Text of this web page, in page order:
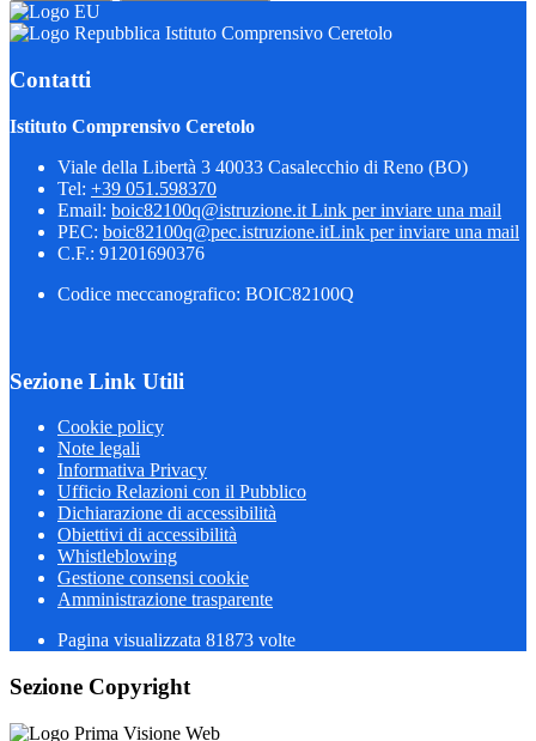
Istituto Comprensivo Ceretolo
Contatti
Istituto Comprensivo Ceretolo
Viale della Libertà 3 40033 Casalecchio di Reno (BO)
Tel: +39 051.598370
Email: boic82100q@istruzione.it Link per inviare una mail
PEC: boic82100q@pec.istruzione.itLink per inviare una mail
C.F.: 91201690376
Codice meccanografico: BOIC82100Q
Sezione Link Utili
Cookie policy
Note legali
Informativa Privacy
Ufficio Relazioni con il Pubblico
Dichiarazione di accessibilità
Obiettivi di accessibilità
Whistleblowing
Gestione consensi cookie
Amministrazione trasparente
Pagina visualizzata 81873 volte
Sezione Copyright